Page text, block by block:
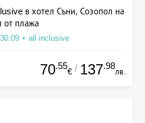
в хотел Съни, Созопол на
от плажа
+ all inclusive
70.55
€ / 137.98
лв.